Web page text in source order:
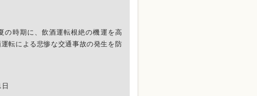
の時期に、飲酒運転根絶の機運を高
転による悲惨な交通事故の発生を防